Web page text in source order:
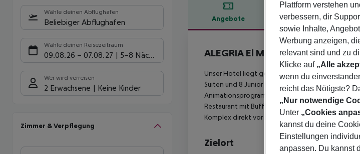
Wähle deinen Abflughafen
Beliebiger Abflughafen
Wähle deinen Reisezeitraum
09.08.26 – 07.08.27 5-8 Nächte
Wer wird verreisen
2 Erwachsene Keine Kinder
Zimmer & Verpflegung
Angebote Hotelbeschreibung
Hotelbeschreibung
ALEGRIA El Mar
4.5
Unser Hotel liegt gegenüber dem Strand in der
Suiten und 8 Junior Suiten, allesamt voll
Animationsprogramm,
großer Fernsehraum
Restaurant mit Buffet, Cafeteria, Tanzsaal mit
Komplex direkt vor dem Hotel.
Zielort
Plattform verstehen
verbessern, dir
sowie Inhalte,
Werbung anzeigen,
relevant sind und zu
Klicke auf „Alle
wenn du
reicht das Nötigste?
„Nur notwendige
Unter „Cookies
kannst du deine
Einstellungen
anpassen. Du kannst